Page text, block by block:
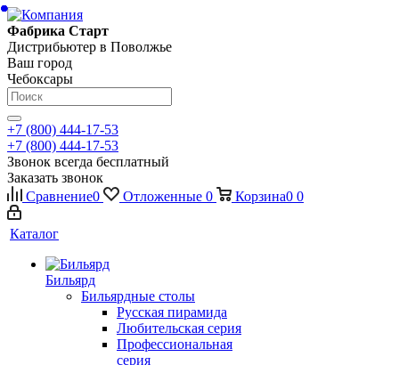
Фабрика Старт
Дистрибьютер в Поволжье
Ваш город
Чебоксары
+7 (800) 444-17-53
+7 (800) 444-17-53
Звонок всегда бесплатный
Заказать звонок
Сравнение0 Отложенные 0 Корзина0 0
Каталог
Бильярд
Бильярдные столы
Русская пирамида
Любительская серия
Профессиональная
серия